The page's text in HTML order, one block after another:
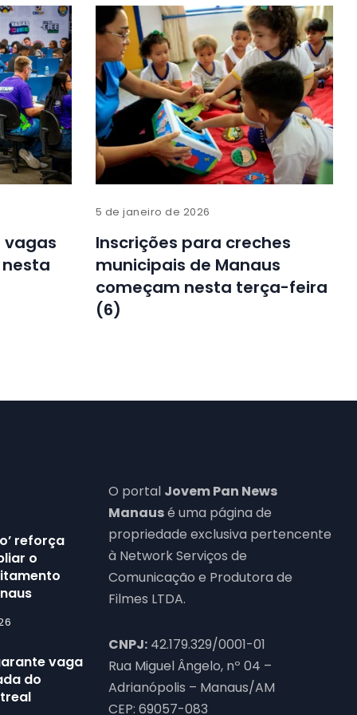
vagas
nesta
5 de janeiro de 2026
Inscrições para creches
municipais de Manaus
começam nesta terça-feira
(6)
reforça
o
vaga
do
O portal Jovem Pan News
Manausé uma página de
propriedade exclusiva pertencente
à Network Serviços de
Comunicação e Produtora de
Filmes LTDA.
CNPJ:42.179.329/0001-01
Rua Miguel Ângelo, nº 04 –
Adrianópolis – Manaus/AM
CEP: 69057-083